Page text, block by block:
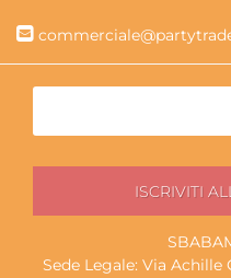
Sede Legale: Via Achille